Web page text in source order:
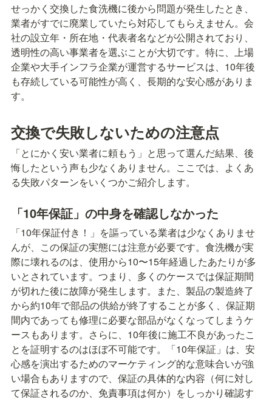
せっかく交換した食洗機に後から問題が発生したとき、
業者がすでに廃業していたら対応してもらえません。会
社の設立年・所在地・代表者名などが公開されており、
透明性の高い事業者を選ぶことが大切です。特に、上場
企業や大手インフラ企業が運営するサービスは、10年後
も存続している可能性が高く、長期的な安心感がありま
す。
交換で失敗しないための注意点
「とにかく安い業者に頼もう」と思って選んだ結果、後
悔したという声も少なくありません。ここでは、よくあ
る失敗パターンをいくつかご紹介します。
「10年保証」の中身を確認しなかった
「10年保証付き！」を謳っている業者は少なくありませ
んが、この保証の実態には注意が必要です。食洗機が実
際に壊れるのは、使用から10〜15年経過したあたりが多
いとされています。つまり、多くのケースでは保証期間
が切れた後に故障が発生します。また、製品の製造終了
から約10年で部品の供給が終了することが多く、保証期
間内であっても修理に必要な部品がなくなってしまうケ
ースもあります。さらに、10年後に施工不良があったこ
とを証明するのはほぼ不可能です。「10年保証」は、安
心感を演出するためのマーケティング的な意味合いが強
い場合もありますので、保証の具体的な内容（何に対し
て保証されるのか、免責事項は何か）をしっかり確認す